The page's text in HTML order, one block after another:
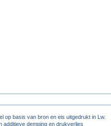
op basis van bron en eis uitgedrukt in Lw.
additieve demping en drukverlies